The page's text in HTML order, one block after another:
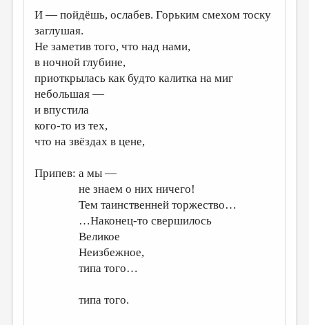
ЦИКЛЫ ПУБЛИКАЦИЙ
ТРЕДИАКОВСКИЙ
МЕДИА
ВКОНТАКТЕ
И — пойдёшь, ослабев. Горьким смехом тоску
заглушая.
Не заметив того, что над нами,
в ночной глубине,
приоткрылась как будто калитка на миг
небольшая —
и впустила
кого-то из тех,
что на звёздах в цене,
Припев: а мы —
не знаем о них ничего!
Тем таинственней торжество…
…Наконец-то свершилось
Великое
Неизбежное,
типа того…
типа того.